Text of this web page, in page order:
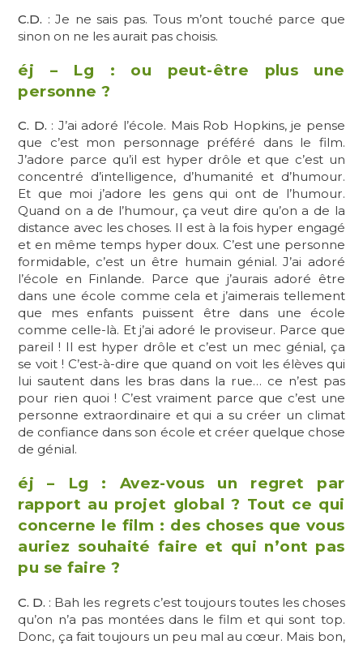
C.D. : Je ne sais pas. Tous m’ont touché parce que
sinon on ne les aurait pas choisis.
éj – Lg : ou peut-être plus une
personne ?
C. D. : J’ai adoré l’école. Mais Rob Hopkins, je pense
que c’est mon personnage préféré dans le film.
J’adore parce qu’il est hyper drôle et que c’est un
concentré d’intelligence, d’humanité et d’humour.
Et que moi j’adore les gens qui ont de l’humour.
Quand on a de l’humour, ça veut dire qu’on a de la
distance avec les choses. Il est à la fois hyper engagé
et en même temps hyper doux. C’est une personne
formidable, c’est un être humain génial. J’ai adoré
l’école en Finlande. Parce que j’aurais adoré être
dans une école comme cela et j’aimerais tellement
que mes enfants puissent être dans une école
comme celle-là. Et j’ai adoré le proviseur. Parce que
pareil ! Il est hyper drôle et c’est un mec génial, ça
se voit ! C’est-à-dire que quand on voit les élèves qui
lui sautent dans les bras dans la rue… ce n’est pas
pour rien quoi ! C’est vraiment parce que c’est une
personne extraordinaire et qui a su créer un climat
de confiance dans son école et créer quelque chose
de génial.
éj – Lg : Avez-vous un regret par
rapport au projet global ? Tout ce qui
concerne le film : des choses que vous
auriez souhaité faire et qui n’ont pas
pu se faire ?
C. D. : Bah les regrets c’est toujours toutes les choses
qu’on n’a pas montées dans le film et qui sont top.
Donc, ça fait toujours un peu mal au cœur. Mais bon,